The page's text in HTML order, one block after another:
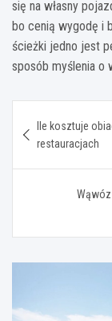
się na własny
bo cenią wygodę i
ścieżki jedno jest
sposób myślenia o
wpisu
Ile kosztuje
restauracjach